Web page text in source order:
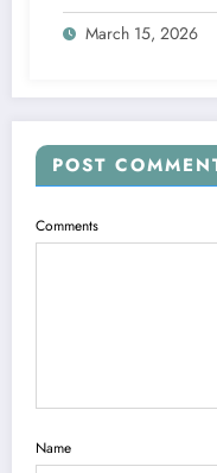
March 15, 2026
POST
Comments
Name